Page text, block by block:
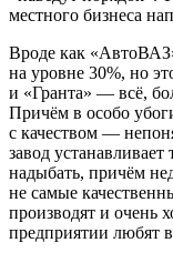
местного бизнеса
Вроде как
на уровне 30%, но
и «Гранта» — всё,
Причём в особо
с качеством —
завод
надыбать, причём
не самые
производят и очень
предприятии любят